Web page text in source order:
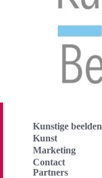
Kunstige beelden
Kunst
Marketing
Contact
Partners